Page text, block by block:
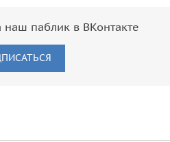
наш паблик в ВКонтакте